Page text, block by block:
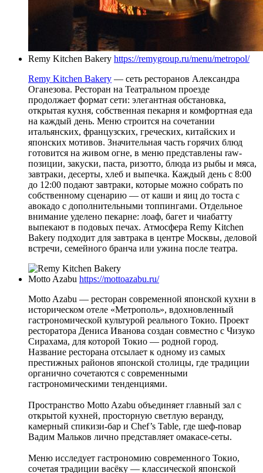
Remy Kitchen Bakery https://remygroup.ru/menu/metropol/
Remy Kitchen Bakery — сеть ресторанов Александра
Оганезова. Ресторан на Театральном проезде
продолжает формат сети: элегантная обстановка,
открытая кухня, собственная пекарня и комфортная еда
на каждый день. Меню строится на сочетании
итальянских, французских, греческих, китайских и
японских мотивов. Значительная часть горячих блюд
готовится на живом огне, в меню представлены raw-
позиции, закуски, паста, ризотто, блюда из рыбы и мяса,
завтраки, десерты, хлеб и выпечка. Каждый день с 8:00
до 12:00 подают завтраки, которые можно собрать по
собственному сценарию — от каши и яиц до тоста с
авокадо с дополнительными топпингами. Отдельное
внимание уделено пекарне: лоаф, багет и чиабатту
выпекают в подовых печах. Атмосфера Remy Kitchen
Bakery подходит для завтрака в центре Москвы, деловой
встречи, семейного бранча или ужина после театра.
Motto Azabu https://mottoazabu.ru/
Motto Azabu — ресторан современной японской кухни в
историческом отеле «Метрополь», вдохновленный
гастрономической культурой реального Токио. Проект
ресторатора Дениса Иванова создан совместно с Чизуко
Сирахама, для которой Токио — родной город.
Название ресторана отсылает к одному из самых
престижных районов японской столицы, где традиции
органично сочетаются с современными
гастрономическими тенденциями.
Пространство Motto Azabu объединяет главный зал с
открытой кухней, просторную светлую веранду,
камерный спикизи-бар и Chef’s Table, где шеф-повар
Вадим Мальков лично представляет омакасе-сеты.
Меню исследует гастрономию современного Токио,
сочетая традиции васёку — классической японской